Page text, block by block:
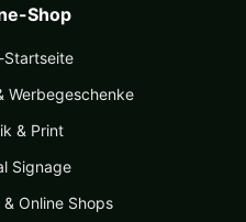
Shop
Startseite
Werbegeschenke
& Print
Signage
Online Shops